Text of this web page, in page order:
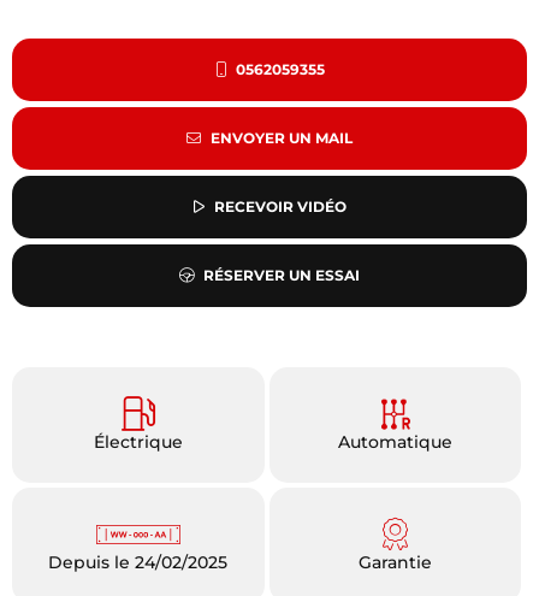
0562059355
ENVOYER UN MAIL
RECEVOIR VIDÉO
RÉSERVER UN ESSAI
Électrique Automatique
Depuis le 24/02/2025 Garantie